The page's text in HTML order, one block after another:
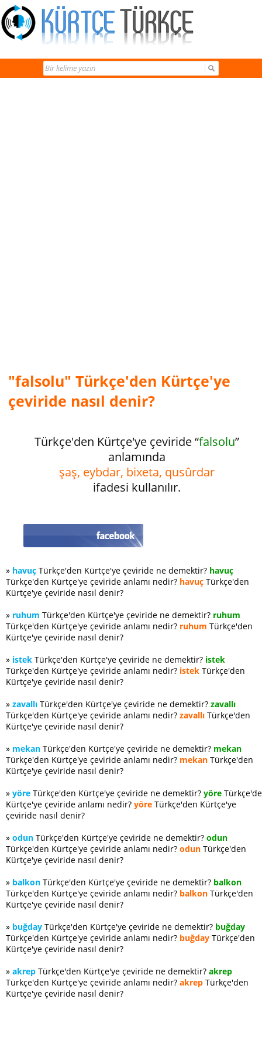
"falsolu" Türkçe'den Kürtçe'ye
çeviride nasıl denir?
Türkçe'den Kürtçe'ye çeviride “falsolu”
anlamında
şaş, eybdar, bixeta, qusûrdar
ifadesi kullanılır.
» havuç Türkçe'den Kürtçe'ye çeviride ne demektir? havuç
Türkçe'den Kürtçe'ye çeviride anlamı nedir? havuç Türkçe'den
Kürtçe'ye çeviride nasıl denir?
» ruhum Türkçe'den Kürtçe'ye çeviride ne demektir? ruhum
Türkçe'den Kürtçe'ye çeviride anlamı nedir? ruhum Türkçe'den
Kürtçe'ye çeviride nasıl denir?
» istek Türkçe'den Kürtçe'ye çeviride ne demektir? istek
Türkçe'den Kürtçe'ye çeviride anlamı nedir? istek Türkçe'den
Kürtçe'ye çeviride nasıl denir?
» zavallı Türkçe'den Kürtçe'ye çeviride ne demektir? zavallı
Türkçe'den Kürtçe'ye çeviride anlamı nedir? zavallı Türkçe'den
Kürtçe'ye çeviride nasıl denir?
» mekan Türkçe'den Kürtçe'ye çeviride ne demektir? mekan
Türkçe'den Kürtçe'ye çeviride anlamı nedir? mekan Türkçe'den
Kürtçe'ye çeviride nasıl denir?
» yöre Türkçe'den Kürtçe'ye çeviride ne demektir? yöre
Kürtçe'ye çeviride anlamı nedir? yöre Türkçe'den Kürtçe'ye
çeviride nasıl denir?
» odun Türkçe'den Kürtçe'ye çeviride ne demektir? odun
Türkçe'den Kürtçe'ye çeviride anlamı nedir? odun Türkçe'den
Kürtçe'ye çeviride nasıl denir?
» balkon Türkçe'den Kürtçe'ye çeviride ne demektir? balkon
Türkçe'den Kürtçe'ye çeviride anlamı nedir? balkon Türkçe'den
Kürtçe'ye çeviride nasıl denir?
» buğday Türkçe'den Kürtçe'ye çeviride ne demektir? buğday
Türkçe'den Kürtçe'ye çeviride anlamı nedir? buğday Türkçe'den
Kürtçe'ye çeviride nasıl denir?
» akrep Türkçe'den Kürtçe'ye çeviride ne demektir? akrep
Türkçe'den Kürtçe'ye çeviride anlamı nedir? akrep Türkçe'den
Kürtçe'ye çeviride nasıl denir?